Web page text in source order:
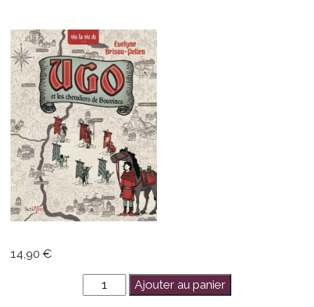
14,90 €
quantité
de
Ajouter au panier